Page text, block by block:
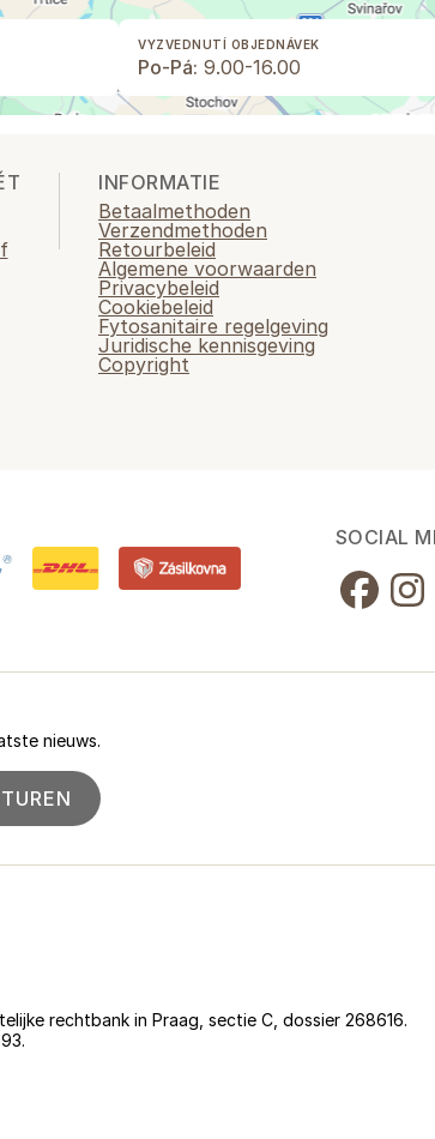
VYZVEDNUTÍ OBJEDNÁVEK
Po-Pá: 9.00-16.00
INFORMATIE
Betaalmethoden
Verzendmethoden
Retourbeleid
Algemene voorwaarden
Privacybeleid
Cookiebeleid
Fytosanitaire regelgeving
Juridische kennisgeving
Copyright
SOCIAL
nieuws.
rechtbank in Praag, sectie C, dossier 268616.